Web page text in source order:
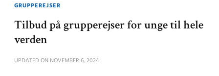
GRUPPEREJSER
Tilbud på grupperejser for unge til hele
verden
UPDATED ON NOVEMBER 6, 2024